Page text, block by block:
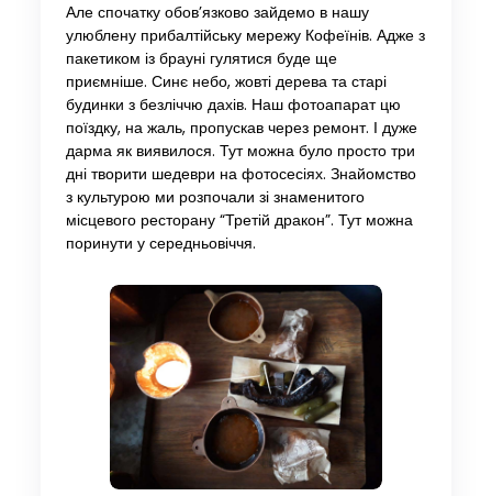
Але спочатку обов’язково зайдемо в нашу
улюблену прибалтійську мережу Кофеїнів. Адже з
пакетиком із брауні гулятися буде ще
приємніше. Синє небо, жовті дерева та старі
будинки з безліччю дахів. Наш фотоапарат цю
поїздку, на жаль, пропускав через ремонт. І дуже
дарма як виявилося. Тут можна було просто три
дні творити шедеври на фотосесіях. Знайомство
з культурою ми розпочали зі знаменитого
місцевого ресторану “Третій дракон”. Тут можна
поринути у середньовіччя.